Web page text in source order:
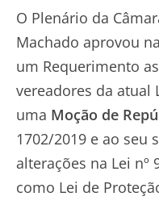
O Plenário da
Machado aprovou
um Requerimento
vereadores da atual
uma Moção de
1702/2019 e ao
alterações na Lei nº
como Lei de